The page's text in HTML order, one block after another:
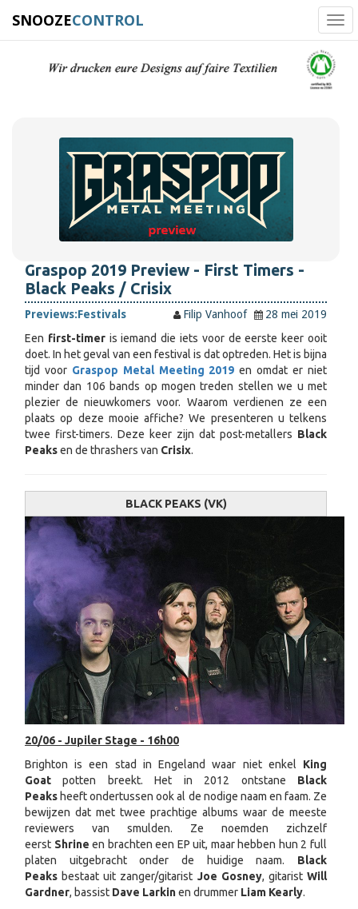
SNOOZECONTROL
Graspop 2019 Preview - First Timers -
Black Peaks / Crisix
Previews:Festivals Filip Vanhoof
28 mei 2019
Een first-timeris iemand die iets voor de eerste keer ooit
doet. In het geval van een festival is dat optreden. Het is bijna
tijd voor Graspop Metal Meeting 2019 en omdat er niet
minder dan 106 bands op mogen treden stellen we u met
plezier de nieuwkomers voor. Waarom verdienen ze een
plaats op deze mooie affiche? We presenteren u telkens
twee first-timers. Deze keer zijn dat post-metallers Black
Peaksen de thrashers van Crisix.
BLACK PEAKS (VK)
20/06 - Jupiler Stage - 16h00
Brighton is een stad in Engeland waar niet enkel King
Goat potten breekt. Het in 2012 ontstane Black
Peaks heeft ondertussen ook al de nodige naam en faam. Ze
bewijzen dat met twee prachtige albums waar de meeste
reviewers van smulden. Ze noemden zichzelf
eerst Shrine en brachten een EP uit, maar hebben hun 2 full
platen uitgebracht onder de huidige naam. Black
Peaks bestaat uit zanger/gitarist Joe Gosney, gitaristWill
Gardner, bassist Dave Larkinen drummer Liam Kearly.